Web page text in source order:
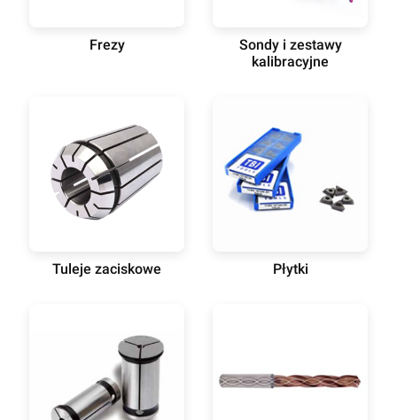
Frezy
Sondy i zestawy
kalibracyjne
Tuleje zaciskowe Płytki